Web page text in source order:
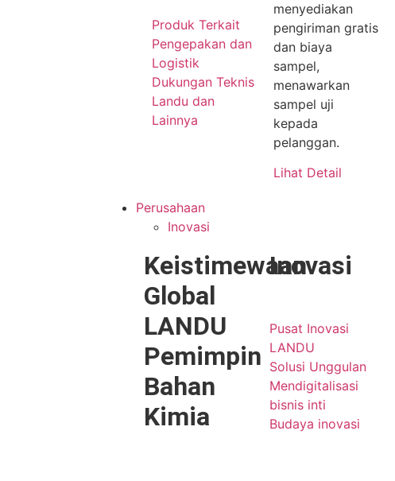
Produk Terkait
Pengepakan dan
Logistik
Dukungan Teknis
Landu dan
Lainnya
menyediakan
pengiriman gratis
dan biaya
sampel,
menawarkan
sampel uji
kepada
pelanggan.
Lihat Detail
Perusahaan
Inovasi
Keistimewaan
Global
LANDU
Pemimpin
Bahan
Kimia
Inovasi
Pusat Inovasi
LANDU
Solusi Unggulan
Mendigitalisasi
bisnis inti
Budaya inovasi